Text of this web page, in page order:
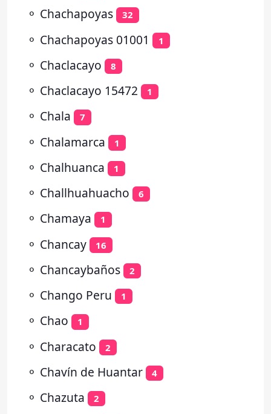
⚬ Chachapoyas 32
⚬ Chachapoyas 01001 1
⚬ Chaclacayo 8
⚬ Chaclacayo 15472 1
⚬ Chala 7
⚬ Chalamarca 1
⚬ Chalhuanca 1
⚬ Challhuahuacho 6
⚬ Chamaya 1
⚬ Chancay 16
⚬ Chancaybaños 2
⚬ Chango Peru 1
⚬ Chao 1
⚬ Characato 2
⚬ Chavín de Huantar 4
⚬ Chazuta 2